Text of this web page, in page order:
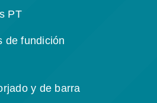
PT
de fundición
y de barra